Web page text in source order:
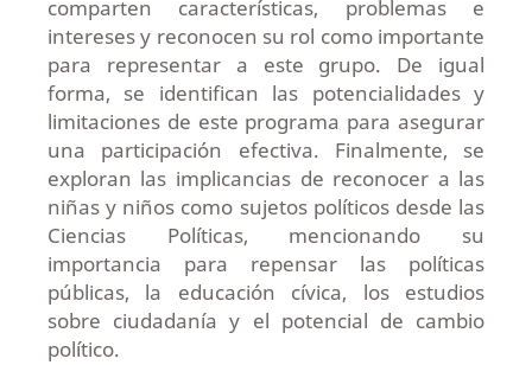
comparten características, problemas e
intereses y reconocen su rol como importante
para representar a este grupo. De igual
forma, se identifican las potencialidades y
limitaciones de este programa para asegurar
una participación efectiva. Finalmente, se
exploran las implicancias de reconocer a las
niñas y niños como sujetos políticos desde las
Ciencias Políticas, mencionando su
importancia para repensar las políticas
públicas, la educación cívica, los estudios
sobre ciudadanía y el potencial de cambio
político.